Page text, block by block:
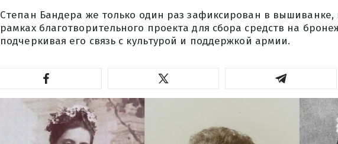
Степан Бандера же только один раз зафиксирован в вышиванке,
рамках благотворительного проекта для сбора средств на
подчеркивая его связь с культурой и поддержкой армии.